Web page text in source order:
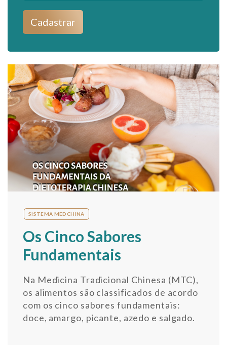
Cadastrar
SISTEMA MEDCHINA
Os Cinco Sabores
Fundamentais
Na Medicina Tradicional Chinesa (MTC),
os alimentos são classificados de acordo
com os cinco sabores fundamentais:
doce, amargo, picante, azedo e salgado.